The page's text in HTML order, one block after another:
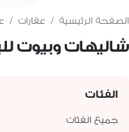
الصفحة الرئيسية / عقارات /
شاليهات وبيوت
الفئات
جميع الفئات